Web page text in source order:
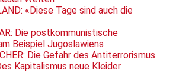
«Diese Tage sind auch die
Die postkommunistische
Beispiel Jugoslawiens
Die Gefahr des Antiterrorismus
Kapitalismus neue Kleider